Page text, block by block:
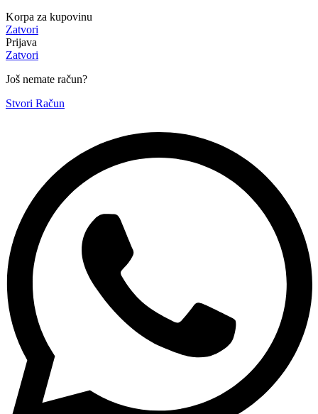
Korpa za kupovinu
Zatvori
Prijava
Zatvori
Još nemate račun?
Stvori Račun